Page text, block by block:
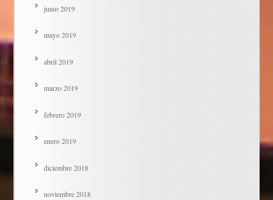
junio 2019
mayo 2019
abril 2019
marzo 2019
febrero 2019
enero 2019
diciembre 2018
noviembre 2018